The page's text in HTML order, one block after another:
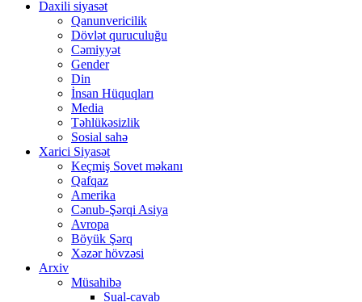
Daxili siyasət
Qanunvericilik
Dövlət quruculuğu
Cəmiyyət
Gender
Din
İnsan Hüquqları
Media
Təhlükəsizlik
Sosial sahə
Xarici Siyasət
Keçmiş Sovet məkanı
Qafqaz
Amerika
Cənub-Şərqi Asiya
Avropa
Böyük Şərq
Xəzər hövzəsi
Arxiv
Müsahibə
Sual-cavab